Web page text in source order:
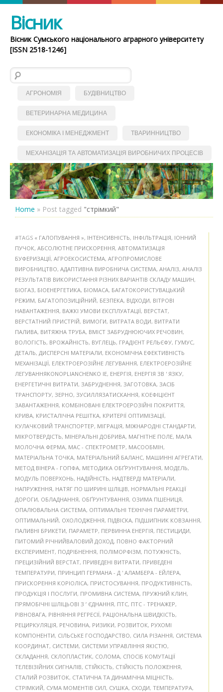
Вісник
Вісник Сумського національного аграрного університету
[ISSN 2518-1246]
Пошук:
АГРОНОМІЯ БУДІВНИЦТВО
ВЕТЕРИНАРНА МЕДИЦИНА
ЕКОНОМІКА І МЕНЕДЖМЕНТ ТВАРИННИЦТВО
МЕХАНІЗАЦІЯ ТА АВТОМАТИЗАЦІЯ ВИРОБНИЧИХ ПРОЦЕСІВ
Home » Post tagged "стрімкий"
#TAGS « ГАЛОПУВАННЯ », ІНТЕНСИВНІСТЬ, ІНФІЛЬТРАЦІЯ, ІОННИЙ
ПУЧОК, АБСОЛЮТНЕ ПРИСКОРЕННЯ, АВТОМАТИЗАЦІЯ
БУФЕРИЗАЦІЇ, АГРОЕКОСИСТЕМА, АГРОПРОМИСЛОВЕ
ВИРОБНИЦТВО, АДАПТИВНА ВИРОБНИЧА СИСТЕМА, АНАЛІЗ, АНАЛІЗ
РЕЗУЛЬТАТІВ ВИКОРИСТАННЯ РІЗНИХ ВАРІАНТІВ СКЛАДУ МАШИН,
БІОГАЗ, БІОЕНЕРГЕТИКА, БІОМАСА, БАГАТОКОРИСТУВАЦЬКИЙ
РЕЖИМ, БАГАТОПОЗИЦІЙНИЙ, БЕЗПЕКА, ВІДХОДИ, ВІТРОВІ
НАВАНТАЖЕННЯ, ВАЖКІ УМОВИ ЕКСПЛУАТАЦІЇ, ВЕРСТАТ,
ВЕРСТАТНИЙ ПРИСТРІЙ, ВИМОГИ, ВИТРАТА ВОДИ, ВИТРАТИ
ПАЛИВА, ВИТЯЖНА ТРУБА, ВМІСТ ЗАБРУДНЮЮЧИХ РЕЧОВИН,
ВОЛОГІСТЬ, ВРОЖАЙНІСТЬ, ВУГЛЕЦЬ, ГРАДІЄНТ РЕЛЬЄФУ, ГУМУС,
ДЕТАЛЬ, ДИСПЕРСНІ МАТЕРІАЛИ, ЕКОНОМІЧНА ЕФЕКТИВНІСТЬ
МЕХАНІЗАЦІЇ, ЕЛЕКТРОЕРОЗІЙНЕ ЛЕГУВАННЯ, ЕЛЕКТРОЕРОЗІЙНЕ
ЛЕГУВАННЯKONOPLIANCHENKO IE, ЕНЕРГІЯ, ЕНЕРГІЯ ЗВ ' ЯЗКУ,
ЕНЕРГЕТИЧНІ ВИТРАТИ, ЗАБРУДНЕННЯ, ЗАГОТОВКА, ЗАСІБ
ТРАНСПОРТУ, ЗЕРНО, ЗУСИЛЛЯЗАТИСКАННЯ, КОЕФІЦІЄНТ
ЗАВАНТАЖЕННЯ, КОМБІНОВАНІ ЕЛЕКТРОЕРОЗІЙНІ ПОКРИТТЯ,
КРИВА, КРИСТАЛІЧНА РЕШІТКА, КРИТЕРІЇ ОПТИМІЗАЦІЇ,
КУЛАЧКОВИЙ ТРАНСПОРТЕР, МІГРАЦІЯ, МІЖНАРОДНІ СТАНДАРТИ,
МІКРОТВЕРДІСТЬ, МІНЕРАЛЬНІ ДОБРИВА, МАГНІТНЕ ПОЛЕ, МАЛА
МОЛОЧНА ФЕРМА, МАС - СПЕКТРОМЕТР, МАСООБМІН,
МАТЕРІАЛЬНА ТОЧКА, МАТЕРІАЛЬНИЙ БАЛАНС, МАШИННІ АГРЕГАТИ,
МЕТОД ВІНЕРА - ГОПФА, МЕТОДИКА ОБҐРУНТУВАННЯ, МОДЕЛЬ,
МОДУЛЬ ПОВЕРХОНЬ, НАДІЙНІСТЬ, НАДТВЕРДІ МАТЕРІАЛИ,
НАПРУЖЕННЯ, НАТЯГ ПО ШИРИНІ ШЛІЦІВ, НОРМАЛЬНІ РЕАКЦІЇ
ДОРОГИ, ОБЛАДНАННЯ, ОБҐРУНТУВАННЯ, ОЗИМА ПШЕНИЦЯ,
ОПАЛЮВАЛЬНА СИСТЕМА, ОПТИМАЛЬНІ ТЕХНІЧНІ ПАРАМЕТРИ,
ОПТИМАЛЬНИЙ, ОХОЛОДЖЕННЯ, ПІДВІСКА, ПІДШИПНИК КОВЗАННЯ,
ПАЛИВНІ БРИКЕТИ, ПАРАМЕТР, ПЕРВИННА ЕНЕРГІЯ, ПЕСТИЦИДИ,
ПИТОМИЙ РІЧНИЙВАЛОВИЙ ДОХОД, ПОВНО ФАКТОРНИЙ
ЕКСПЕРИМЕНТ, ПОДРІБНЕННЯ, ПОЛІМОРФІЗМ, ПОТУЖНІСТЬ,
ПРЕЦИЗІЙНИЙ ВЕРСТАТ, ПРИВЕДЕНІ ВИТРАТИ, ПРИВЕДЕНІ
ТЕМПЕРАТУРИ, ПРИНЦИП ГЕРМАНА - Д ' АЛАМБЕРА - ЕЙЛЕРА,
ПРИСКОРЕННЯ КОРІОЛІСА, ПРИСТОСУВАННЯ, ПРОДУКТИВНІСТЬ,
ПРОДУКЦІЯ І ПОСЛУГИ, ПРОМИВНА СИСТЕМА, ПРУЖНИЙ КЛИН,
ПРЯМОБІЧНІ ШЛІЦЬОВІ З ’ ЄДНАННЯ, ПТС, ПТС - ТРЕНАЖЕР,
РІВНОВАГА, РІВНЯННЯ РЕГРЕСІЇ, РАЦІОНАЛЬНА ШВИДКІСТЬ,
РЕЦИРКУЛЯЦІЯ, РЕЧОВИНА, РИЗИКИ, РОЗВИТОК, РУХОМІ
КОМПОНЕНТИ, СІЛЬСЬКЕ ГОСПОДАРСТВО, СИЛА РІЗАННЯ, СИСТЕМА
КООРДИНАТ, СИСТЕМИ, СИСТЕМИ УПРАВЛІННЯ ЯКІСТЮ,
СКЛАДАННЯ, СКЛОПЛАСТИК, СОЛОМА, СПОСІБ КОМУТАЦІЇ
ТЕЛЕВІЗІЙНИХ СИГНАЛІВ, СТІЙКІСТЬ, СТІЙКІСТЬ ПОЛОЖЕННЯ,
СТАЛИЙ РОЗВИТОК, СТАТИЧНА ТА ДИНАМІЧНА МІЦНІСТЬ,
СТРІМКИЙ, СУМА МОМЕНТІВ СИЛ, СУШКА, СХОДИ, ТЕМПЕРАТУРА,